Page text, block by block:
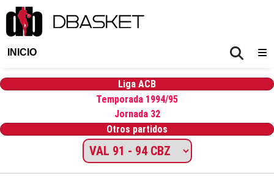
INICIO
Liga ACB
Temporada 1994/95
Jornada 32
Otros partidos